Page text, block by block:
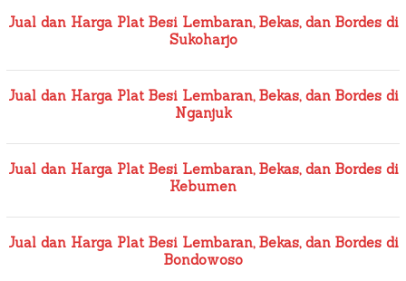
Jual dan Harga Plat Besi Lembaran, Bekas, dan Bordes di
Sukoharjo
Jual dan Harga Plat Besi Lembaran, Bekas, dan Bordes di
Nganjuk
Jual dan Harga Plat Besi Lembaran, Bekas, dan Bordes di
Kebumen
Jual dan Harga Plat Besi Lembaran, Bekas, dan Bordes di
Bondowoso